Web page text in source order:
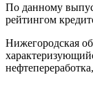
По данному
рейтингом
Нижегородская